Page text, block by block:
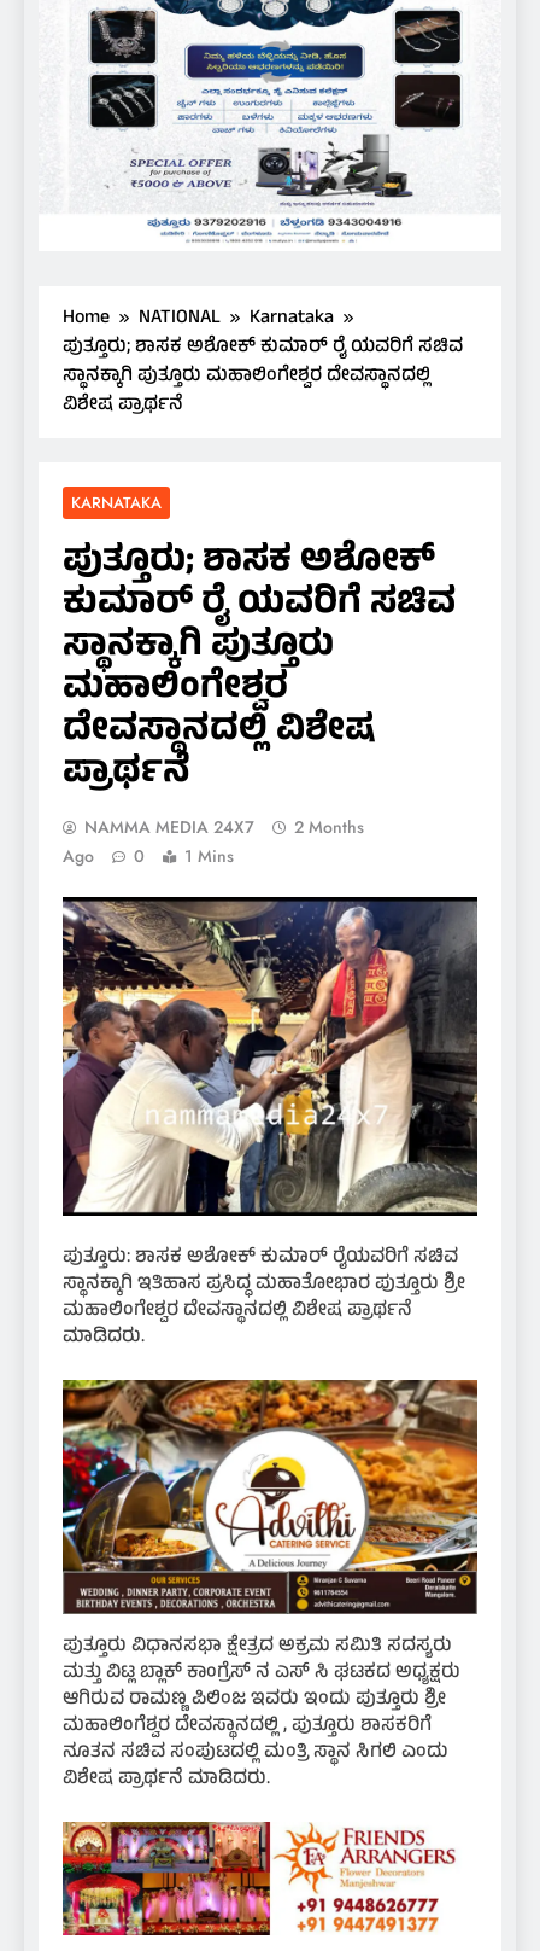
Home NATIONAL
Karnataka
ಪುತ್ತೂರು; ಶಾಸಕ ಅಶೋಕ್ ಕುಮಾರ್ ರೈ ಯವರಿಗೆ ಸಚಿವ
ಸ್ಥಾನಕ್ಕಾಗಿ ಪುತ್ತೂರು ಮಹಾಲಿಂಗೇಶ್ವರ ದೇವಸ್ಥಾನದಲ್ಲಿ
ವಿಶೇಷ ಪ್ರಾರ್ಥನೆ
KARNATAKA
ಪುತ್ತೂರು; ಶಾಸಕ ಅಶೋಕ್
ಕುಮಾರ್ ರೈ ಯವರಿಗೆ ಸಚಿವ
ಸ್ಥಾನಕ್ಕಾಗಿ ಪುತ್ತೂರು
ಮಹಾಲಿಂಗೇಶ್ವರ
ದೇವಸ್ಥಾನದಲ್ಲಿ ವಿಶೇಷ
ಪ್ರಾರ್ಥನೆ
NAMMA MEDIA 24X7
2 Months
Ago
0 1 Mins
ಪುತ್ತೂರು: ಶಾಸಕ ಅಶೋಕ್ ಕುಮಾರ್ ರೈಯವರಿಗೆ ಸಚಿವ
ಸ್ಥಾನಕ್ಕಾಗಿ ಇತಿಹಾಸ ಪ್ರಸಿದ್ಧ ಮಹಾತೋಭಾರ ಪುತ್ತೂರು ಶ್ರೀ
ಮಹಾಲಿಂಗೇಶ್ವರ ದೇವಸ್ಥಾನದಲ್ಲಿ ವಿಶೇಷ ಪ್ರಾರ್ಥನೆ
ಮಾಡಿದರು.
ಪುತ್ತೂರು ವಿಧಾನಸಭಾ ಕ್ಷೇತ್ರದ ಅಕ್ರಮ ಸಮಿತಿ ಸದಸ್ಯರು
ಮತ್ತು ವಿಟ್ಲ ಬ್ಲಾಕ್ ಕಾಂಗ್ರೆಸ್ ನ ಎಸ್ ಸಿ ಘಟಕದ ಅಧ್ಯಕ್ಷರು
ಆಗಿರುವ ರಾಮಣ್ಣ ಪಿಲಿಂಜ ಇವರು ಇಂದು ಪುತ್ತೂರು ಶ್ರೀ
ಮಹಾಲಿಂಗೆಶ್ವರ ದೇವಸ್ಥಾನದಲ್ಲಿ , ಪುತ್ತೂರು ಶಾಸಕರಿಗೆ
ನೂತನ ಸಚಿವ ಸಂಪುಟದಲ್ಲಿ ಮಂತ್ರಿ ಸ್ಥಾನ ಸಿಗಲಿ ಎಂದು
ವಿಶೇಷ ಪ್ರಾರ್ಥನೆ ಮಾಡಿದರು.